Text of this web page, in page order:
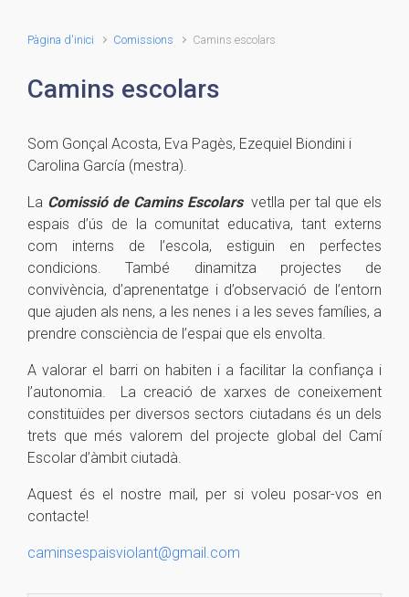
Pàgina d'inici Comissions Camins escolars
Camins escolars
Som Gonçal Acosta, Eva Pagès, Ezequiel Biondini i
Carolina García (mestra).
La Comissió de Camins Escolarsvetlla per tal que els
espais d’ús de la comunitat educativa, tant externs
com interns de l’escola, estiguin en perfectes
condicions. També dinamitza projectes de
convivència, d’aprenentatge i d’observació de l’entorn
que ajuden als nens, a les nenes i a les seves famílies, a
prendre consciència de l’espai que els envolta.
A valorar el barri on habiten i a facilitar la confiança i
l’autonomia. La creació de xarxes de coneixement
constituïdes per diversos sectors ciutadans és un dels
trets que més valorem del projecte global del Camí
Escolar d’àmbit ciutadà.
Aquest és el nostre mail, per si voleu posar-vos en
contacte!
caminsespaisviolant@gmail.com